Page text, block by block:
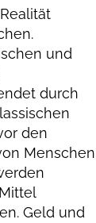
und
durch
den
Geld und